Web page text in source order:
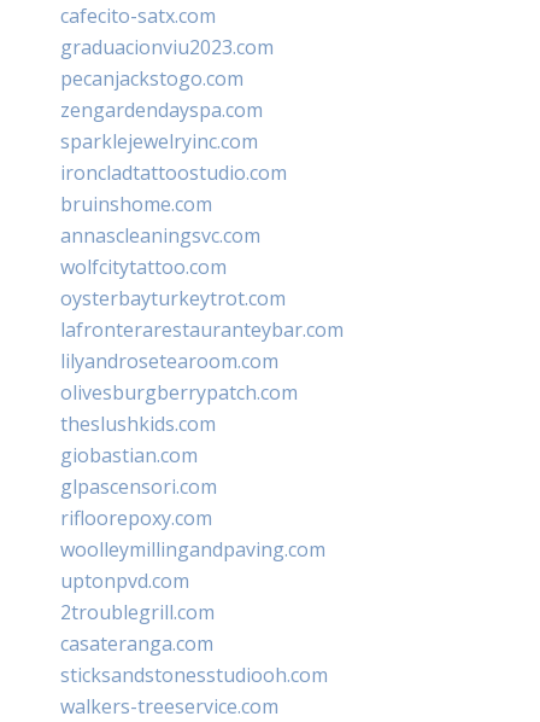
cafecito-satx.com
graduacionviu2023.com
pecanjackstogo.com
zengardendayspa.com
sparklejewelryinc.com
ironcladtattoostudio.com
bruinshome.com
annascleaningsvc.com
wolfcitytattoo.com
oysterbayturkeytrot.com
lafronterarestauranteybar.com
lilyandrosetearoom.com
olivesburgberrypatch.com
theslushkids.com
giobastian.com
glpascensori.com
rifloorepoxy.com
woolleymillingandpaving.com
uptonpvd.com
2troublegrill.com
casateranga.com
sticksandstonesstudiooh.com
walkers-treeservice.com